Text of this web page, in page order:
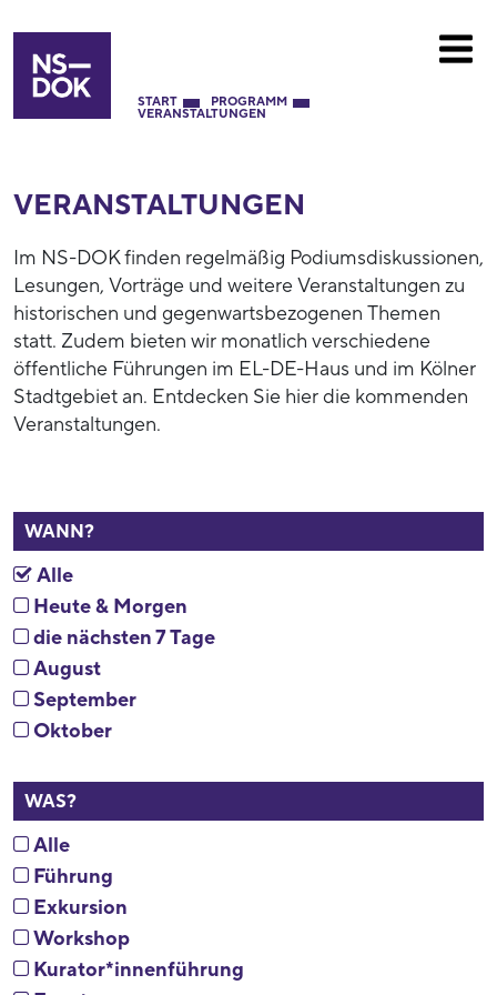
START PROGRAMM
VERANSTALTUNGEN
VERANSTALTUNGEN
Im NS-DOK finden regelmäßig Podiumsdiskussionen,
Lesungen, Vorträge und weitere Veranstaltungen zu
historischen und gegenwartsbezogenen Themen
statt. Zudem bieten wir monatlich verschiedene
öffentliche Führungen im EL-DE-Haus und im Kölner
Stadtgebiet an. Entdecken Sie hier die kommenden
Veranstaltungen.
WANN?
Alle
Heute & Morgen
die nächsten 7 Tage
August
September
Oktober
WAS?
Alle
Führung
Exkursion
Workshop
Kurator*innenführung